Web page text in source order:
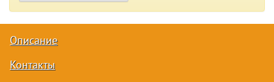
Описание
Контакты